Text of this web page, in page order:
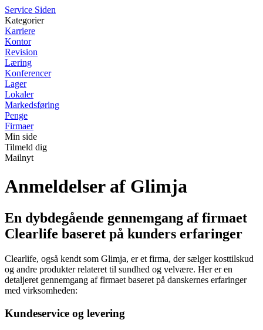
Service Siden
Kategorier
Karriere
Kontor
Revision
Læring
Konferencer
Lager
Lokaler
Markedsføring
Penge
Firmaer
Min side
Tilmeld dig
Mailnyt
Anmeldelser af Glimja
En dybdegående gennemgang af firmaet
Clearlife baseret på kunders erfaringer
Clearlife, også kendt som Glimja, er et firma, der sælger kosttilskud
og andre produkter relateret til sundhed og velvære. Her er en
detaljeret gennemgang af firmaet baseret på danskernes erfaringer
med virksomheden:
Kundeservice og levering